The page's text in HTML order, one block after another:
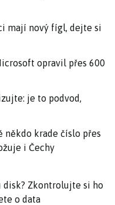
mají nový fígl, dejte si
opravil přes 600
je to podvod,
někdo krade číslo přes
i Čechy
disk? Zkontrolujte si ho
o data